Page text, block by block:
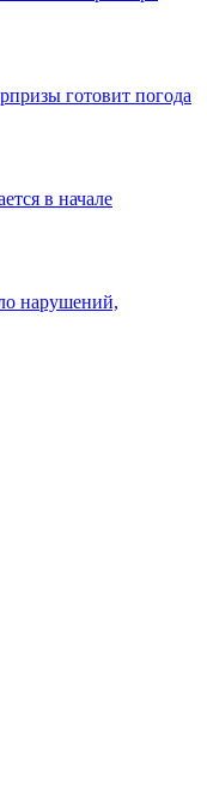
готовит погода
в начале
нарушений,